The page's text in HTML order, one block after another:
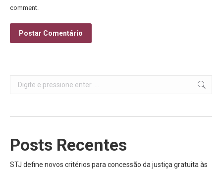
comment.
Postar Comentário
Search:
Posts Recentes
STJ define novos critérios para concessão da justiça gratuita às